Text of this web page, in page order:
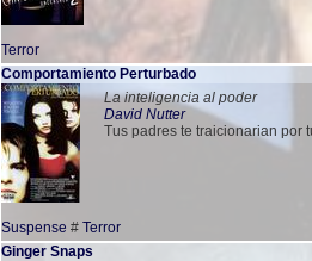
Terror
Comportamiento Perturbado
La inteligencia al poder
David Nutter
Tus padres te traicionarian por
Suspense # Terror
Ginger Snaps